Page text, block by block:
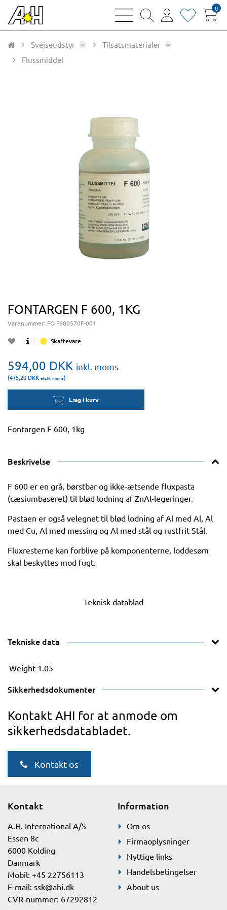
bars
magnifying
user
heart0
Svejseudstyr
Tilsatsmaterialer
Flussmiddel
FONTARGEN F 600, 1KG
Varenummer: FO F600570F-001
Skaffevare
594,00 DKK inkl. moms
(475,20 DKK ekskl. moms)
Læg i kurv
Fontargen F 600, 1kg
Beskrivelse
F 600 er en grå, børstbar og ikke-ætsende fluxpasta
(cæsiumbaseret) til blød lodning af ZnAl-legeringer.
Pastaen er også velegnet til blød lodning af Al med Al, Al
med Cu, Al med messing og Al med stål og rustfrit Stål.
Fluxresterne kan forblive på komponenterne, loddesøm
skal beskyttes mod fugt.
Teknisk datablad
Tekniske data
Weight 1.05
Sikkerhedsdokumenter
Kontakt AHI for at anmode om
sikkerhedsdatabladet.
Kontakt os
Kontakt
A.H. International A/S
Essen 8c
6000 Kolding
Danmark
Mobil: +45 22756113
E-mail: ssk@ahi.dk
CVR-nummer: 67292812
Information
Om os
Firmaoplysninger
Nyttige links
Handelsbetingelser
About us